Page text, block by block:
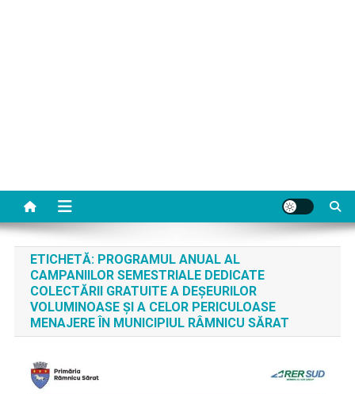
ETICHETĂ: PROGRAMUL ANUAL AL
CAMPANIILOR SEMESTRIALE DEDICATE
COLECTĂRII GRATUITE A DEȘEURILOR
VOLUMINOASE ȘI A CELOR PERICULOASE
MENAJERE ÎN MUNICIPIUL RÂMNICU SĂRAT